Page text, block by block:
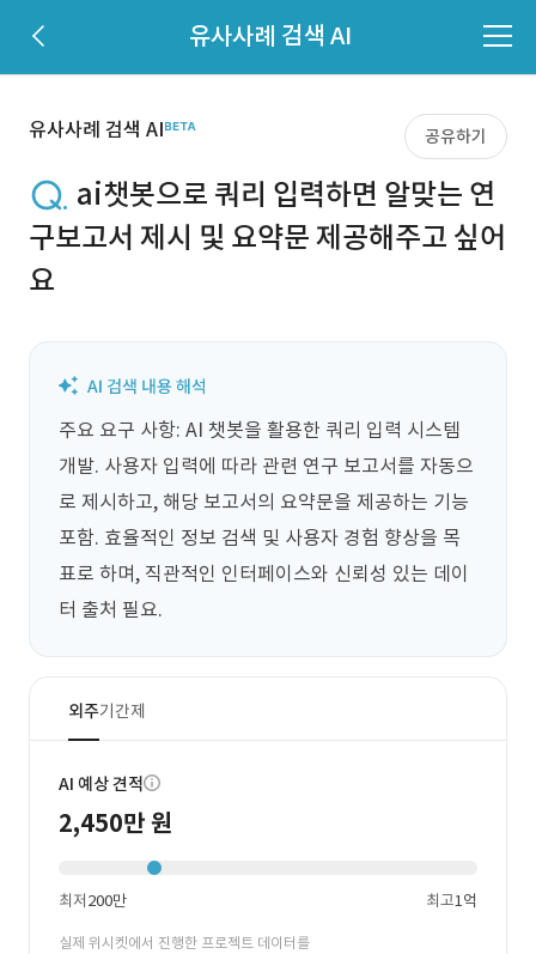
유사사례 검색 AI
유사사례 검색 AI 공유하기
ai챗봇으로 쿼리 입력하면 알맞는 연
구보고서 제시 및 요약문 제공해주고 싶어
요
주요 요구 사항: AI 챗봇을 활용한 쿼리 입력 시스템
개발. 사용자 입력에 따라 관련 연구 보고서를 자동으
로 제시하고, 해당 보고서의 요약문을 제공하는 기능
포함. 효율적인 정보 검색 및 사용자 경험 향상을 목
표로 하며, 직관적인 인터페이스와 신뢰성 있는 데이
터 출처 필요.
외주기간제
AI 예상 견적
2,450만 원
최저200만 최고1억
실제 위시켓에서 진행한 프로젝트 데이터를